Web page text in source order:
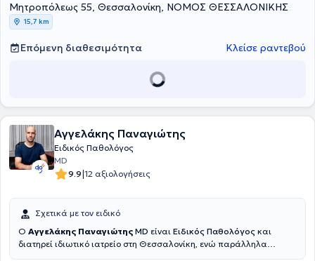
Μητροπόλεως 55, Θεσσαλονίκη, ΝΟΜΟΣ ΘΕΣΣΑΛΟΝΙΚΗΣ
15,7 km
Επόμενη διαθεσιμότητα Κλείσε ραντεβού
Αγγελάκης Παναγιώτης
Ειδικός Παθολόγος
MD
9.9|12 αξιολογήσεις
Σχετικά με τον ειδικό
Ο Αγγελάκης Παναγιώτης MD είναι Ειδικός Παθολόγος και
διατηρεί ιδιωτικό ιατρείο στη Θεσσαλονίκη, ενώ παράλληλα